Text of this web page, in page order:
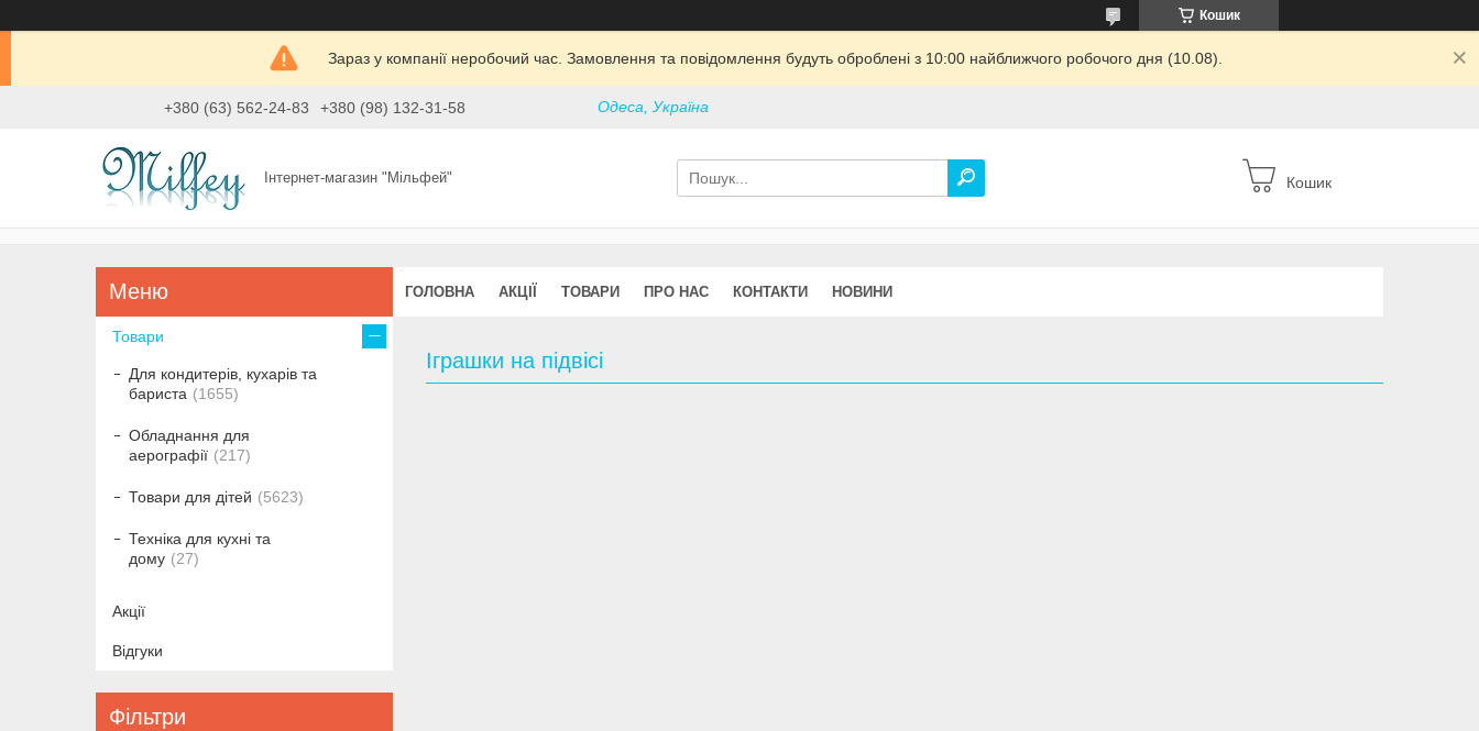
Кошик
Зараз у компанії неробочий час. Замовлення та повідомлення будуть оброблені з 10:00 найближчого робочого дня (10.08).
+380 (63) 562-24-83 +380 (98) 132-31-58 Одеса, Україна
Інтернет-магазин "Мільфей" Кошик
ГОЛОВНА АКЦІЇ ТОВАРИ ПРО НАС КОНТАКТИ НОВИНИ
Іграшки на підвісі
Товари
Для кондитерів, кухарів та
бариста
1655
Обладнання для
аерографії
217
Товари для дітей 5623
Техніка для кухні та
дому
27
Акції
Відгуки
Фільтри